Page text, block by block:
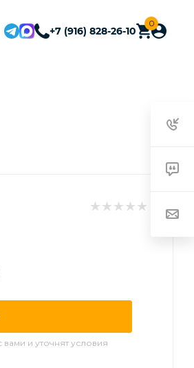
+7 (916) 828-26-10
0
и уточнят условия